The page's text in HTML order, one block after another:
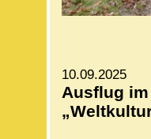
10.09.2025
Ausflug im